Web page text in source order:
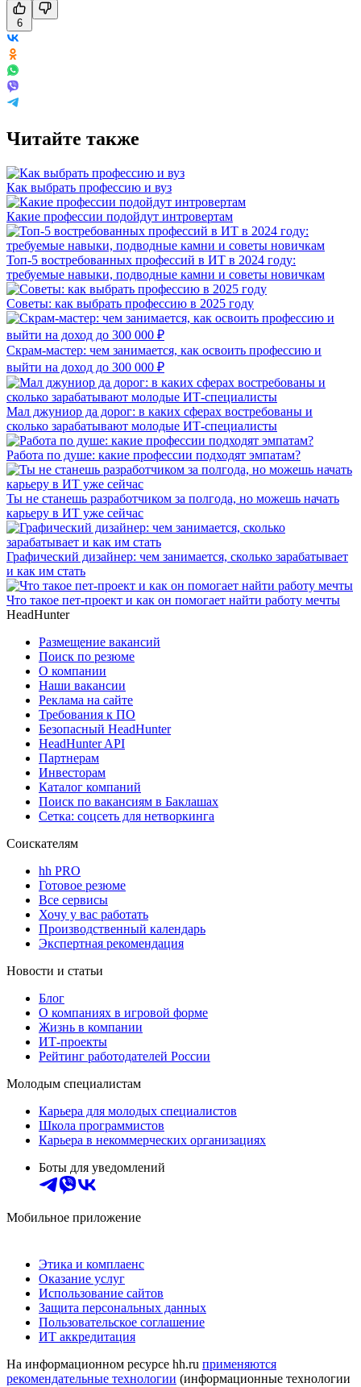
6
Читайте также
Как выбрать профессию и вуз
Какие профессии подойдут интровертам
Топ-5 востребованных профессий в ИТ в 2024 году:
требуемые навыки, подводные камни и советы новичкам
Советы: как выбрать профессию в 2025 году
Скрам-мастер: чем занимается, как освоить профессию и
выйти на доход до 300 000 ₽
Мал джуниор да дорог: в каких сферах востребованы и
сколько зарабатывают молодые ИТ-специалисты
Работа по душе: какие профессии подходят эмпатам?
Ты не станешь разработчиком за полгода, но можешь начать
карьеру в ИТ уже сейчас
Графический дизайнер: чем занимается, сколько зарабатывает
и как им стать
Что такое пет-проект и как он помогает найти работу мечты
HeadHunter
Размещение вакансий
Поиск по резюме
О компании
Наши вакансии
Реклама на сайте
Требования к ПО
Безопасный HeadHunter
HeadHunter API
Партнерам
Инвесторам
Каталог компаний
Поиск по вакансиям в Баклашах
Сетка: соцсеть для нетворкинга
Соискателям
hh PRO
Готовое резюме
Все сервисы
Хочу у вас работать
Производственный календарь
Экспертная рекомендация
Новости и статьи
Блог
О компаниях в игровой форме
Жизнь в компании
ИТ-проекты
Рейтинг работодателей России
Молодым специалистам
Карьера для молодых специалистов
Школа программистов
Карьера в некоммерческих организациях
Боты для уведомлений
Мобильное приложение
Этика и комплаенс
Оказание услуг
Использование сайтов
Защита персональных данных
Пользовательское соглашение
ИТ аккредитация
На информационном ресурсе hh.ru применяются
рекомендательные технологии (информационные технологии